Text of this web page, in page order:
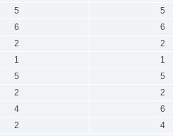
5 5
6 6
2 2
1 1
5 5
2 2
4 6
2 4